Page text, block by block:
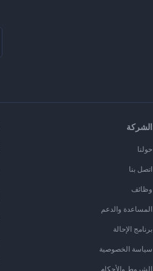
الشركة
حولنا
اتصل بنا
وظائف
المساعدة والدعم
برنامج الإحالة
سياسة الخصوصية
الشروط والأحكام